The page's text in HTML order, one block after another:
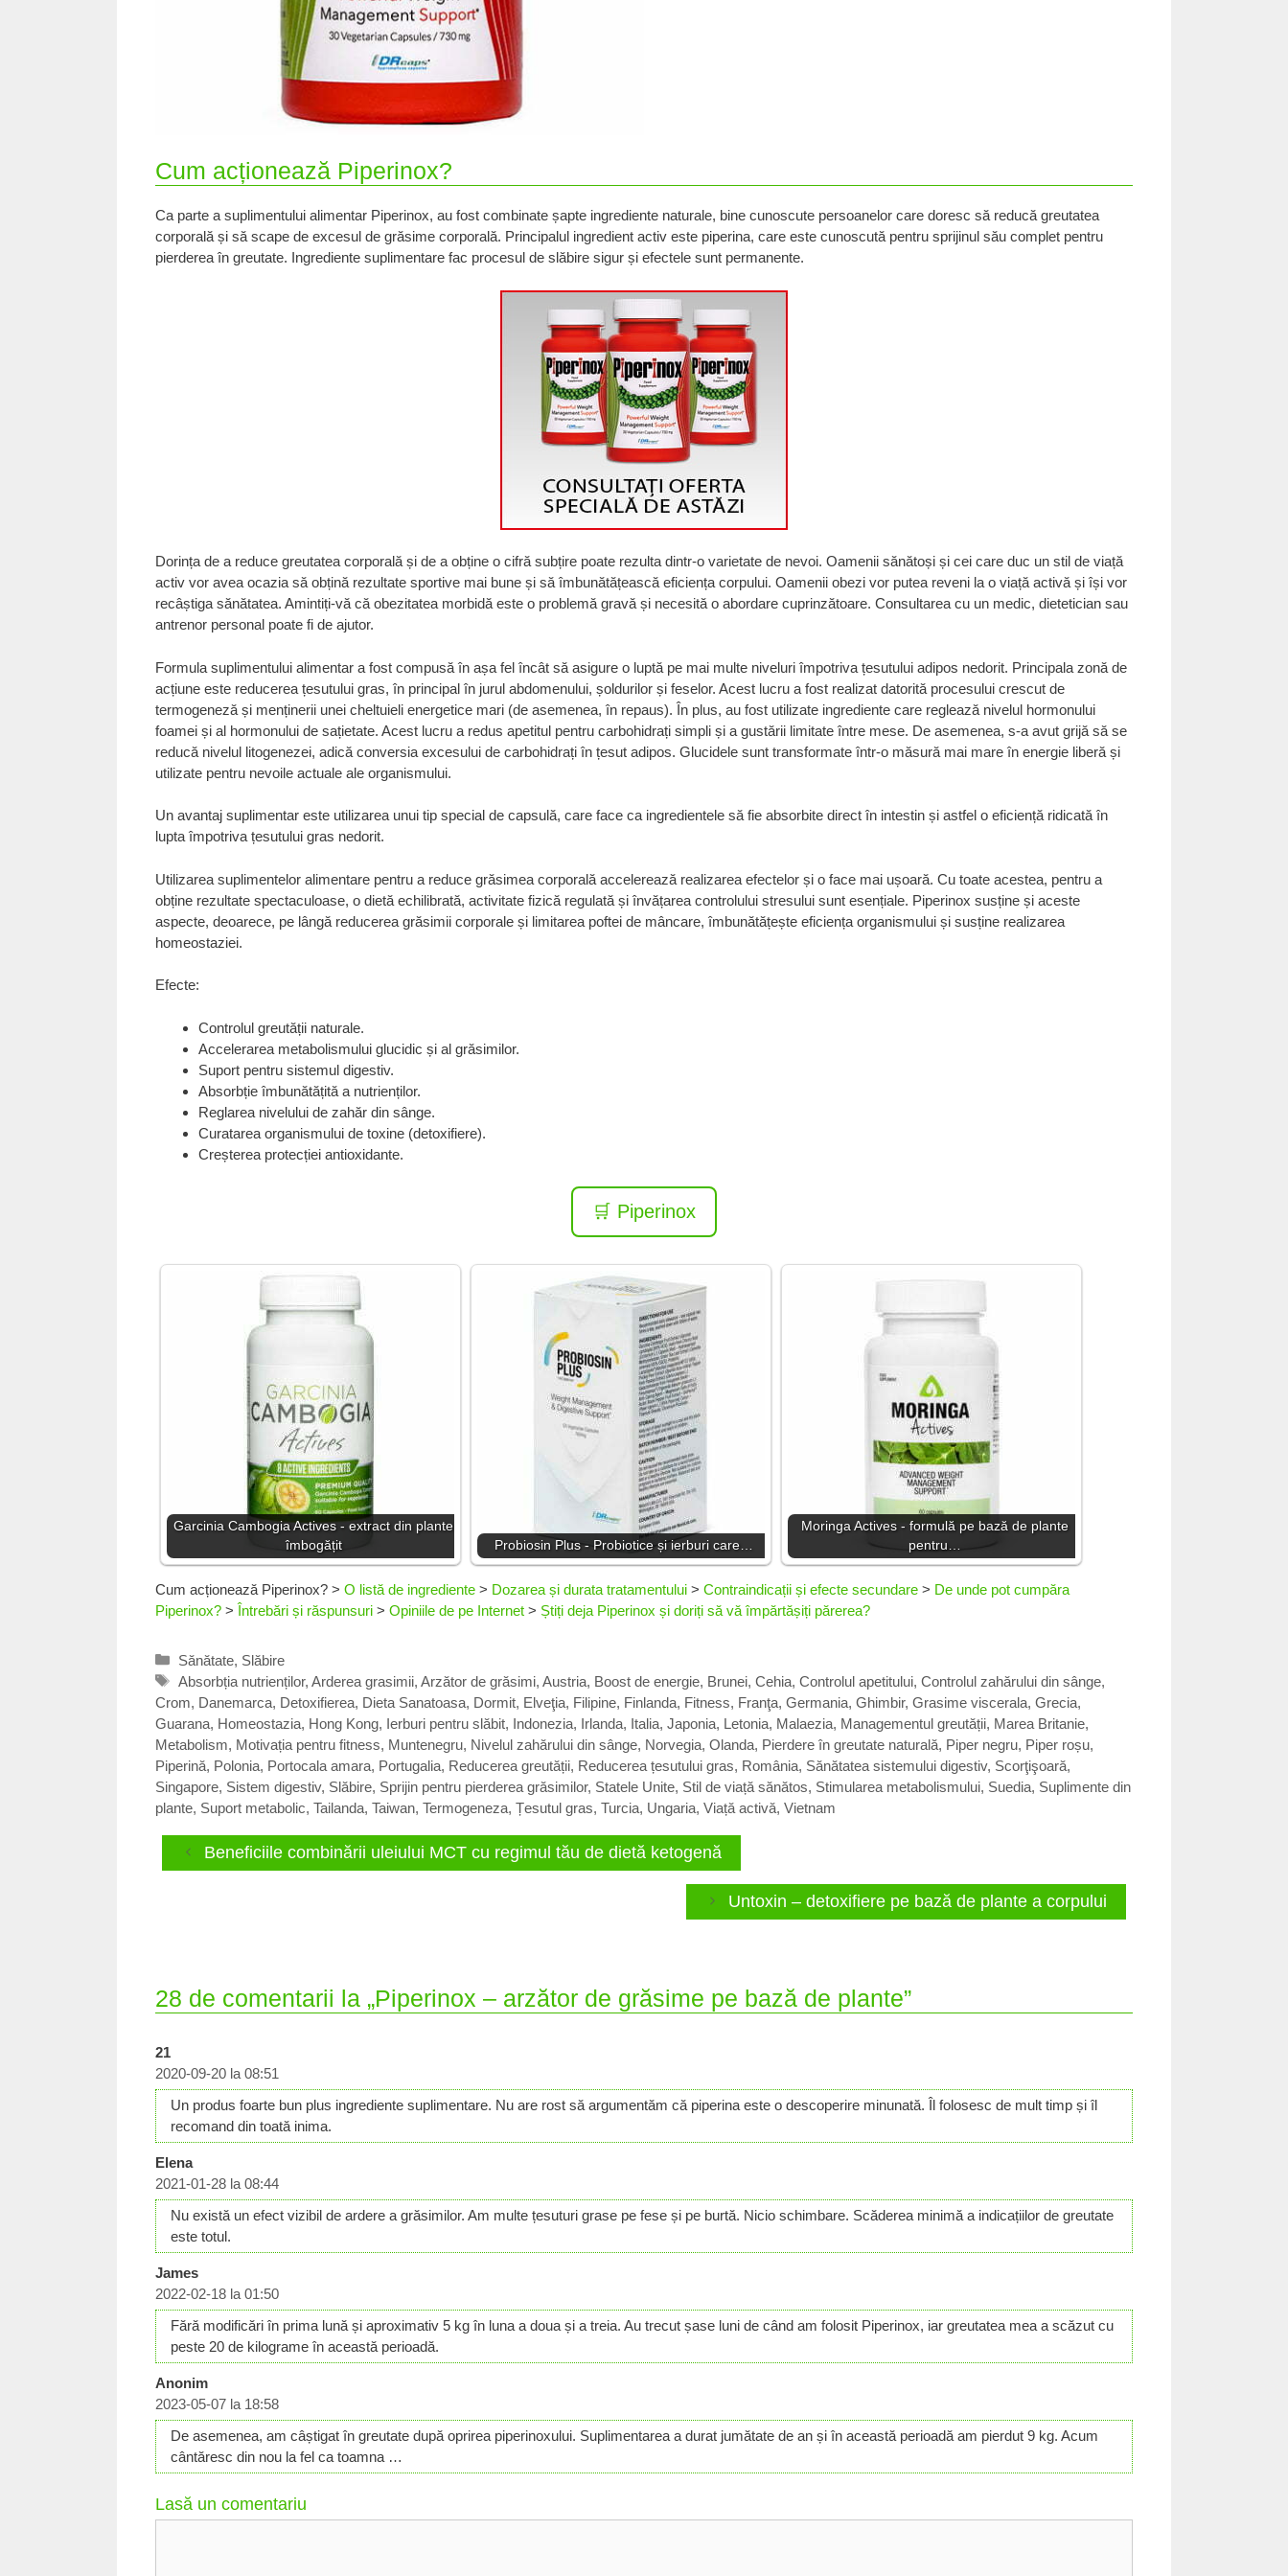
Cum acționează Piperinox?
Ca parte a suplimentului alimentar Piperinox, au fost combinate șapte ingrediente naturale, bine cunoscute persoanelor care doresc să reducă greutatea
corporală și să scape de excesul de grăsime corporală. Principalul ingredient activ este piperina, care este cunoscută pentru sprijinul său complet pentru
pierderea în greutate. Ingrediente suplimentare fac procesul de slăbire sigur și efectele sunt permanente.
Dorința de a reduce greutatea corporală și de a obține o cifră subțire poate rezulta dintr-o varietate de nevoi. Oamenii sănătoși și cei care duc un stil de viață
activ vor avea ocazia să obțină rezultate sportive mai bune și să îmbunătățească eficiența corpului. Oamenii obezi vor putea reveni la o viață activă și își vor
recâștiga sănătatea. Amintiți-vă că obezitatea morbidă este o problemă gravă și necesită o abordare cuprinzătoare. Consultarea cu un medic, dietetician sau
antrenor personal poate fi de ajutor.
Formula suplimentului alimentar a fost compusă în așa fel încât să asigure o luptă pe mai multe niveluri împotriva țesutului adipos nedorit. Principala zonă de
acțiune este reducerea țesutului gras, în principal în jurul abdomenului, șoldurilor și feselor. Acest lucru a fost realizat datorită procesului crescut de
termogeneză și menținerii unei cheltuieli energetice mari (de asemenea, în repaus). În plus, au fost utilizate ingrediente care reglează nivelul hormonului
foamei și al hormonului de sațietate. Acest lucru a redus apetitul pentru carbohidrați simpli și a gustării limitate între mese. De asemenea, s-a avut grijă să se
reducă nivelul litogenezei, adică conversia excesului de carbohidrați în țesut adipos. Glucidele sunt transformate într-o măsură mai mare în energie liberă și
utilizate pentru nevoile actuale ale organismului.
Un avantaj suplimentar este utilizarea unui tip special de capsulă, care face ca ingredientele să fie absorbite direct în intestin și astfel o eficiență ridicată în
lupta împotriva țesutului gras nedorit.
Utilizarea suplimentelor alimentare pentru a reduce grăsimea corporală accelerează realizarea efectelor și o face mai ușoară. Cu toate acestea, pentru a
obține rezultate spectaculoase, o dietă echilibrată, activitate fizică regulată și învățarea controlului stresului sunt esențiale. Piperinox susține și aceste
aspecte, deoarece, pe lângă reducerea grăsimii corporale și limitarea poftei de mâncare, îmbunătățește eficiența organismului și susține realizarea
homeostaziei.
Efecte:
Controlul greutății naturale.
Accelerarea metabolismului glucidic și al grăsimilor.
Suport pentru sistemul digestiv.
Absorbție îmbunătățită a nutrienților.
Reglarea nivelului de zahăr din sânge.
Curatarea organismului de toxine (detoxifiere).
Creșterea protecției antioxidante.
🛒 Piperinox
Garcinia Cambogia Actives - extract din plante
îmbogățit
Probiosin Plus - Probiotice și ierburi care…
Moringa Actives - formulă pe bază de plante
pentru…
Cum acționează Piperinox? > O listă de ingrediente > Dozarea și durata tratamentului > Contraindicații și efecte secundare > De unde pot cumpăra
Piperinox? > Întrebări și răspunsuri > Opiniile de pe Internet > Știți deja Piperinox și doriți să vă împărtășiți părerea?
Categorii
Sănătate, Slăbire
Etichete
Absorbția nutrienților, Arderea grasimii, Arzător de grăsimi, Austria, Boost de energie, Brunei, Cehia, Controlul apetitului, Controlul zahărului din sânge,
Crom, Danemarca, Detoxifierea, Dieta Sanatoasa, Dormit, Elveţia, Filipine, Finlanda, Fitness, Franţa, Germania, Ghimbir, Grasime viscerala, Grecia,
Guarana, Homeostazia, Hong Kong, Ierburi pentru slăbit, Indonezia, Irlanda, Italia, Japonia, Letonia, Malaezia, Managementul greutății, Marea Britanie,
Metabolism, Motivația pentru fitness, Muntenegru, Nivelul zahărului din sânge, Norvegia, Olanda, Pierdere în greutate naturală, Piper negru, Piper roșu,
Piperină, Polonia, Portocala amara, Portugalia, Reducerea greutății, Reducerea țesutului gras, România, Sănătatea sistemului digestiv, Scorţişoară,
Singapore, Sistem digestiv, Slăbire, Sprijin pentru pierderea grăsimilor, Statele Unite, Stil de viață sănătos, Stimularea metabolismului, Suedia, Suplimente din
plante, Suport metabolic, Tailanda, Taiwan, Termogeneza, Țesutul gras, Turcia, Ungaria, Viață activă, Vietnam
Beneficiile combinării uleiului MCT cu regimul tău de dietă ketogenă
Untoxin – detoxifiere pe bază de plante a corpului
28 de comentarii la „Piperinox – arzător de grăsime pe bază de plante”
21
2020-09-20 la 08:51
Un produs foarte bun plus ingrediente suplimentare. Nu are rost să argumentăm că piperina este o descoperire minunată. Îl folosesc de mult timp și îl
recomand din toată inima.
Elena
2021-01-28 la 08:44
Nu există un efect vizibil de ardere a grăsimilor. Am multe țesuturi grase pe fese și pe burtă. Nicio schimbare. Scăderea minimă a indicațiilor de greutate
este totul.
James
2022-02-18 la 01:50
Fără modificări în prima lună și aproximativ 5 kg în luna a doua și a treia. Au trecut șase luni de când am folosit Piperinox, iar greutatea mea a scăzut cu
peste 20 de kilograme în această perioadă.
Anonim
2023-05-07 la 18:58
De asemenea, am câștigat în greutate după oprirea piperinoxului. Suplimentarea a durat jumătate de an și în această perioadă am pierdut 9 kg. Acum
cântăresc din nou la fel ca toamna …
Lasă un comentariu